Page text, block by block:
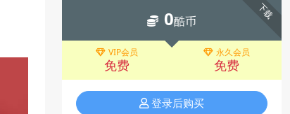
下载
0酷币
VIP会员
免费
永久会员
免费
登录后购买